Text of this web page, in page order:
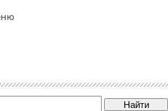
Найти